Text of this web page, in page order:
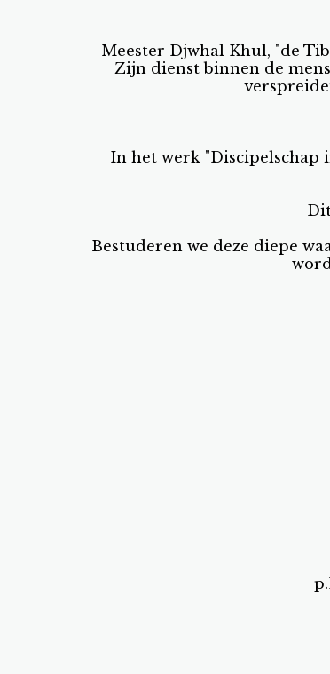
Meester Djwhal Khul, "de
Zijn dienst binnen de
In het werk
Bestuderen we deze diepe